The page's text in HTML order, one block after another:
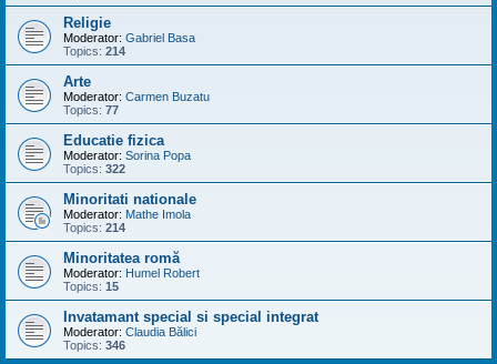
Religie
Moderator: Gabriel Basa
Topics: 214
Arte
Moderator: Carmen Buzatu
Topics: 77
Educatie fizica
Moderator: Sorina Popa
Topics: 322
Minoritati nationale
Moderator: Mathe Imola
Topics: 214
Minoritatea romă
Moderator: Humel Robert
Topics: 15
Invatamant special si special integrat
Moderator: Claudia Bălici
Topics: 346